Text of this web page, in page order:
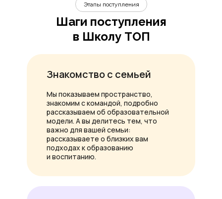
Знакомство с семьей
Мы показываем пространство,
знакомим с командой, подробно
рассказываем об образовательной
модели. А вы делитесь тем, что
важно для вашей семьи:
рассказываете о близких вам
подходах к образованию
и воспитанию.
Шаги поступления
в Школу ТОП
Этапы поступления